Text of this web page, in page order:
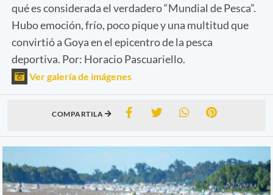
qué es considerada el verdadero “Mundial de Pesca”.
Hubo emoción, frío, poco pique y una multitud que
convirtió a Goya en el epicentro de la pesca
deportiva. Por: Horacio Pascuariello.
Ver galería de imágenes
COMPARTILA